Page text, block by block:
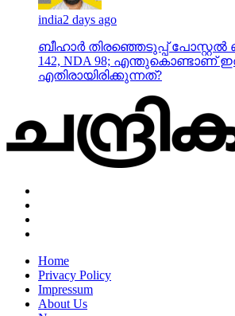
india2 days ago
ബീഹാർ തിരഞ്ഞെടുപ്പ് പോസ്റ്റൽ
142, NDA 98; എന്തുകൊണ്ടാണ്
എതിരായിരിക്കുന്നത്?
Home
Privacy Policy
Impressum
About Us